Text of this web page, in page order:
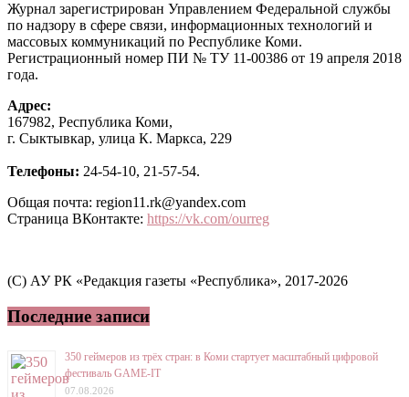
Журнал зарегистрирован Управлением Федеральной службы
по надзору в сфере связи, информационных технологий и
массовых коммуникаций по Республике Коми.
Регистрационный номер ПИ № ТУ 11-00386 от 19 апреля 2018
года.
Адрес:
167982, Республика Коми,
г. Сыктывкар, улица К. Маркса, 229
Телефоны: 24-54-10, 21-57-54.
Общая почта: region11.rk@yandex.com
Страница ВКонтакте: https://vk.com/ourreg
(C) АУ РК «Редакция газеты «Республика», 2017-2026
Последние записи
350 геймеров из трёх стран: в Коми стартует масштабный цифровой
фестиваль GAME-IT
07.08.2026